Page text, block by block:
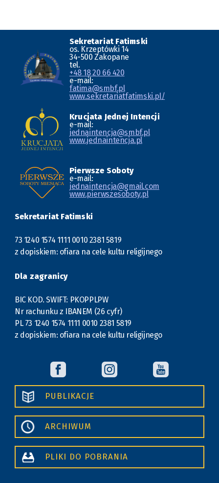
Sekretariat Fatimski
os. Krzeptówki 14
34-500 Zakopane
tel.
+48 18 20 66 420
e-mail:
fatima@smbf.pl
www.sekretariatfatimski.pl/
Krucjata Jednej Intencji
e-mail:
jednaintencja@smbf.pl
www.jednaintencja.pl
Pierwsze Soboty
e-mail:
jednaintencja@gmail.com
www.pierwszesoboty.pl
Sekretariat Fatimski
73 1240 1574 1111 0010 2381 5819
z dopiskiem: ofiara na cele kultu religijnego
Dla zagranicy
BIC KOD. SWIFT: PKOPPLPW
Nr rachunku z IBANEM (26 cyfr)
PL 73 1240 1574 1111 0010 2381 5819
z dopiskiem: ofiara na cele kultu religijnego
PUBLIKACJE
ARCHIWUM
PLIKI DO POBRANIA